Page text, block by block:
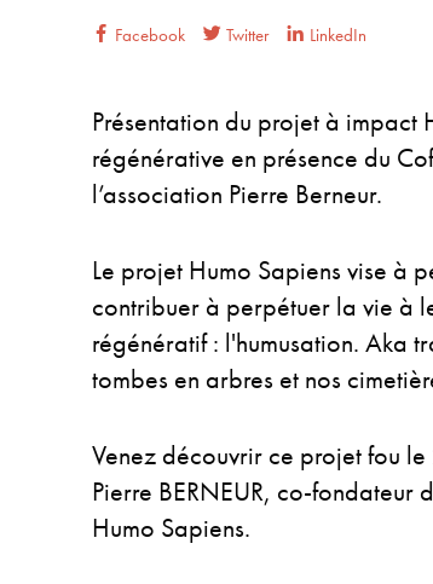
Facebook Twitter LinkedIn
Présentation du projet à impact
régénérative en présence du
l’association Pierre Berneur.
Le projet Humo Sapiens vise à
contribuer à perpétuer la vie à
régénératif : l'humusation. Aka
tombes en arbres et nos
Venez découvrir ce projet fou
Pierre BERNEUR, co-
Humo Sapiens.